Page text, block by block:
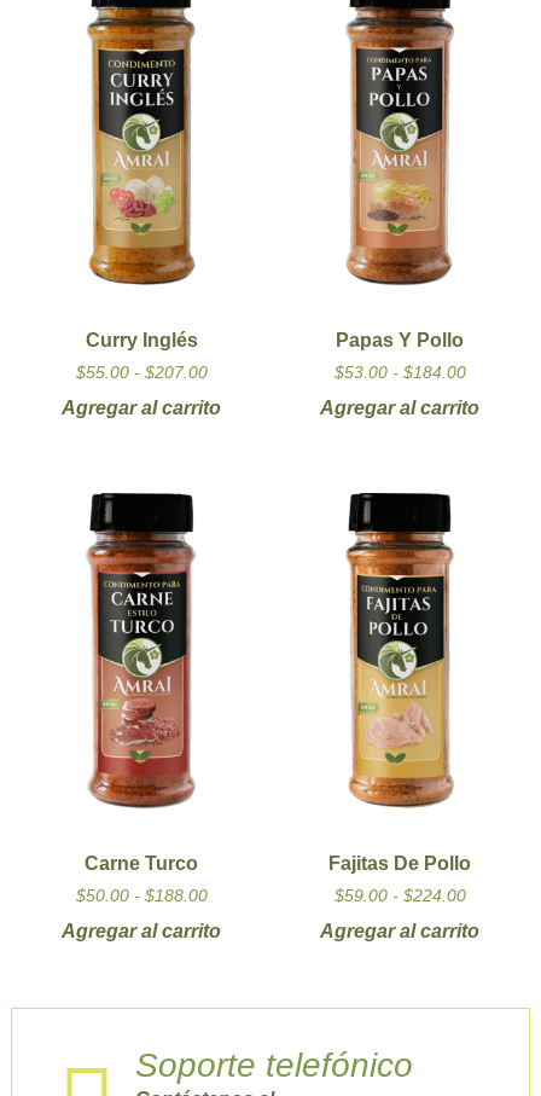
Curry Inglés
$55.00 - $207.00
Agregar al carrito
Papas Y Pollo
$53.00 - $184.00
Agregar al carrito
Carne Turco
$50.00 - $188.00
Agregar al carrito
Fajitas De Pollo
$59.00 - $224.00
Agregar al carrito
Soporte telefónico